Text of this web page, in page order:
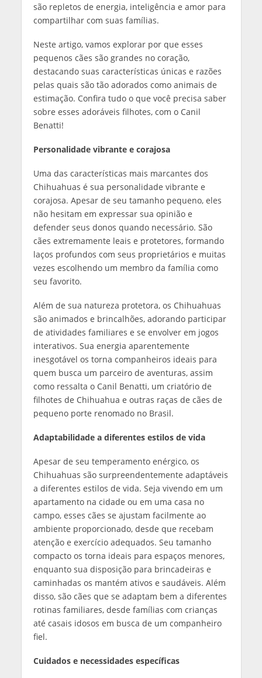
são repletos de energia, inteligência e amor para
compartilhar com suas famílias.
Neste artigo, vamos explorar por que esses
pequenos cães são grandes no coração,
destacando suas características únicas e razões
pelas quais são tão adorados como animais de
estimação. Confira tudo o que você precisa saber
sobre esses adoráveis filhotes, com o Canil
Benatti!
Personalidade vibrante e corajosa
Uma das características mais marcantes dos
Chihuahuas é sua personalidade vibrante e
corajosa. Apesar de seu tamanho pequeno, eles
não hesitam em expressar sua opinião e
defender seus donos quando necessário. São
cães extremamente leais e protetores, formando
laços profundos com seus proprietários e muitas
vezes escolhendo um membro da família como
seu favorito.
Além de sua natureza protetora, os Chihuahuas
são animados e brincalhões, adorando participar
de atividades familiares e se envolver em jogos
interativos. Sua energia aparentemente
inesgotável os torna companheiros ideais para
quem busca um parceiro de aventuras, assim
como ressalta o Canil Benatti, um criatório de
filhotes de Chihuahua e outras raças de cães de
pequeno porte renomado no Brasil.
Adaptabilidade a diferentes estilos de vida
Apesar de seu temperamento enérgico, os
Chihuahuas são surpreendentemente adaptáveis
a diferentes estilos de vida. Seja vivendo em um
apartamento na cidade ou em uma casa no
campo, esses cães se ajustam facilmente ao
ambiente proporcionado, desde que recebam
atenção e exercício adequados. Seu tamanho
compacto os torna ideais para espaços menores,
enquanto sua disposição para brincadeiras e
caminhadas os mantém ativos e saudáveis. Além
disso, são cães que se adaptam bem a diferentes
rotinas familiares, desde famílias com crianças
até casais idosos em busca de um companheiro
fiel.
Cuidados e necessidades específicas